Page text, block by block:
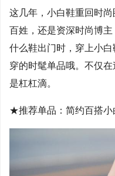
这几年，小白鞋重回时
百姓，还是资深时尚博
什么鞋出门时，穿上小
穿的时髦单品哦。不仅
是杠杠滴。
★推荐单品：简约百搭小